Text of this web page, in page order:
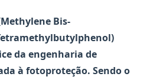
Bis-
da engenharia de
à fotoproteção. Sendo o